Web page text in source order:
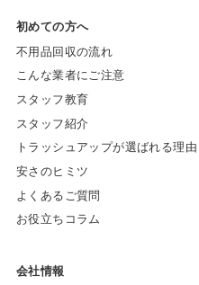
初めての方へ
不用品回収の流れ
こんな業者にご注意
スタッフ教育
スタッフ紹介
トラッシュアップが選ばれる理由
安さのヒミツ
よくあるご質問
お役立ちコラム
会社情報